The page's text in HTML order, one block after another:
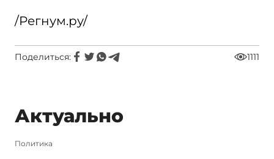
/Регнум.ру/
Поделиться: 1111
Актуально
Политика